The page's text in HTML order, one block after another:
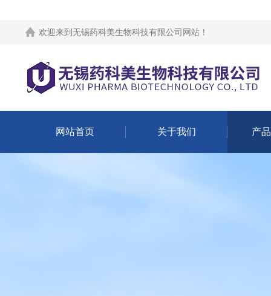
欢迎来到 无锡药科美生物科技有限公司网站 ！
网站首页 关于我们 产